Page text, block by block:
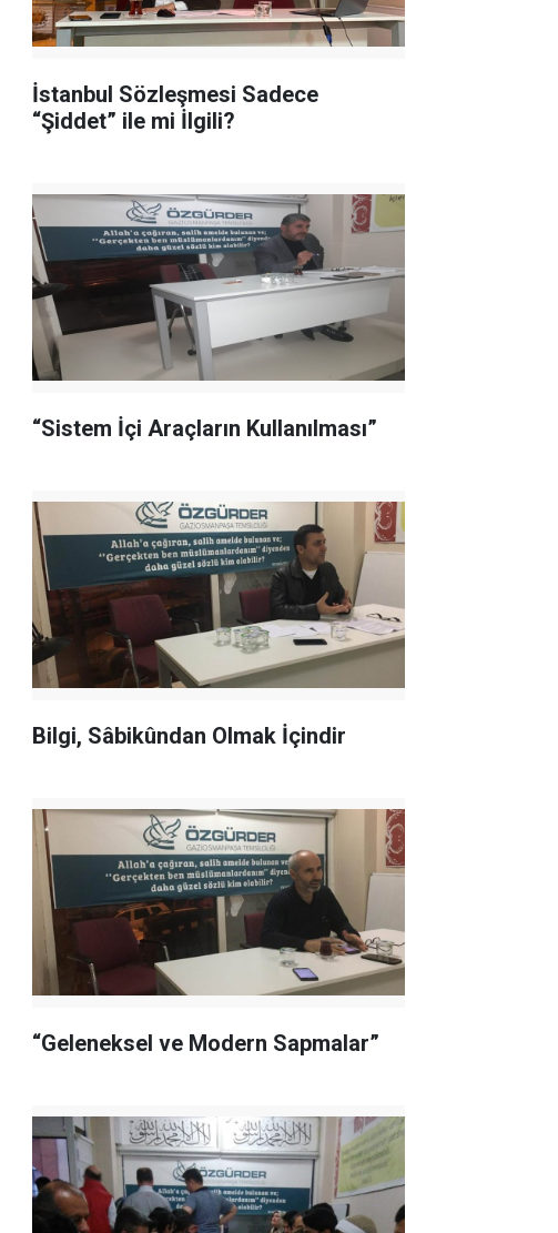
İstanbul Sözleşmesi Sadece
“Şiddet” ile mi İlgili?
“Sistem İçi Araçların Kullanılması”
Bilgi, Sâbikûndan Olmak İçindir
“Geleneksel ve Modern Sapmalar”